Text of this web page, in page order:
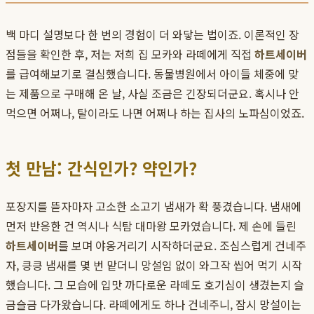
백 마디 설명보다 한 번의 경험이 더 와닿는 법이죠. 이론적인 장
점들을 확인한 후, 저는 저희 집 모카와 라떼에게 직접 하트세이버
를 급여해보기로 결심했습니다. 동물병원에서 아이들 체중에 맞
는 제품으로 구매해 온 날, 사실 조금은 긴장되더군요. 혹시나 안
먹으면 어쩌나, 탈이라도 나면 어쩌나 하는 집사의 노파심이었죠.
첫 만남: 간식인가? 약인가?
포장지를 뜯자마자 고소한 소고기 냄새가 확 풍겼습니다. 냄새에
먼저 반응한 건 역시나 식탐 대마왕 모카였습니다. 제 손에 들린
하트세이버를 보며 야옹거리기 시작하더군요. 조심스럽게 건네주
자, 킁킁 냄새를 몇 번 맡더니 망설임 없이 와그작 씹어 먹기 시작
했습니다. 그 모습에 입맛 까다로운 라떼도 호기심이 생겼는지 슬
금슬금 다가왔습니다. 라떼에게도 하나 건네주니, 잠시 망설이는